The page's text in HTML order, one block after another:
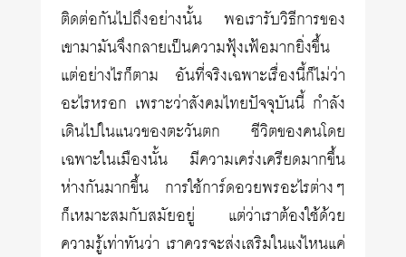
ติดต่อกันไปถึงอย่างนั้น พอเรารับวิธีการของ
เขามามันจึงกลายเป็นความฟุ้งเฟ้อมากยิ่งขึ้น
แต่อย่างไรก็ตาม อันที่จริงเฉพาะเรื่องนี้ก็ไม่ว่า
อะไรหรอก เพราะว่าสังคมไทยปัจจุบันนี้ กำลัง
เดินไปในแนวของตะวันตก ชีวิตของคนโดย
เฉพาะในเมืองนั้น มีความเคร่งเครียดมากขึ้น
ห่างกันมากขึ้น การใช้การ์ดอวยพรอะไรต่างๆ
ก็เหมาะสมกับสมัยอยู่ แต่ว่าเราต้องใช้ด้วย
ความรู้เท่าทันว่า เราควรจะส่งเสริมในแง่ไหนแค่